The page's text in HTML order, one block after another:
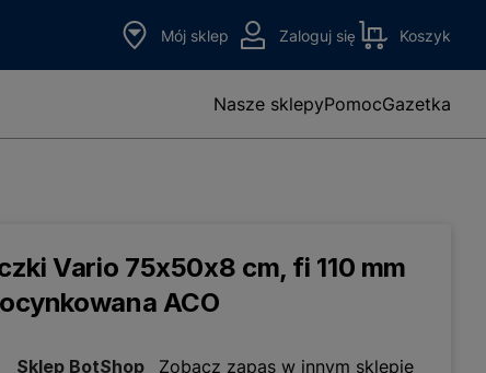
Mój sklep Zaloguj się Koszyk
Nasze sklepyPomocGazetka
Vario 75x50x8 cm, fi 110 mm
ACO
Sklep BotShop
Zobacz zapas w innym sklepie